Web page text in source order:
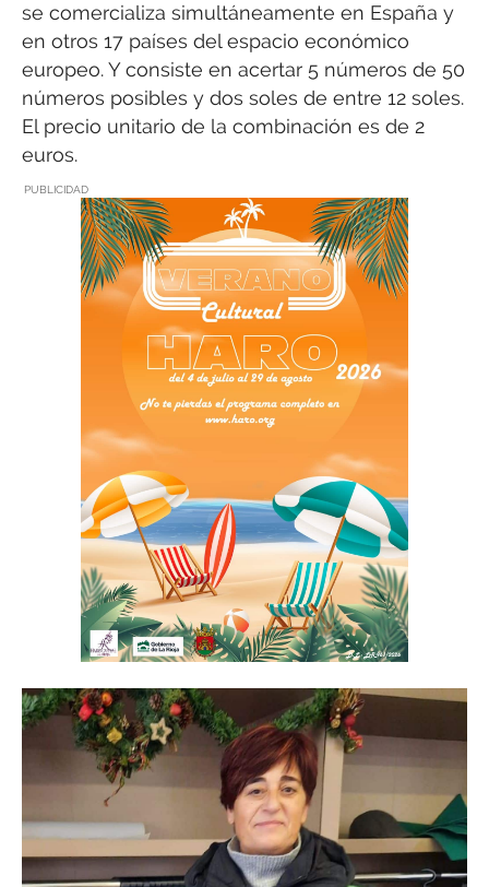
se comercializa simultáneamente en España y
en otros 17 países del espacio económico
europeo. Y consiste en acertar 5 números de 50
números posibles y dos soles de entre 12 soles.
El precio unitario de la combinación es de 2
euros.
PUBLICIDAD